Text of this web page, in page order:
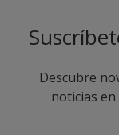
Descubre
noticias